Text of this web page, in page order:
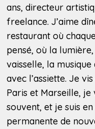
ans, directeur
freelance. J’aime
restaurant où
pensé, où la
vaisselle, la
avec l’assiette. Je
Paris et Marseille, je
souvent, et je suis
permanente de